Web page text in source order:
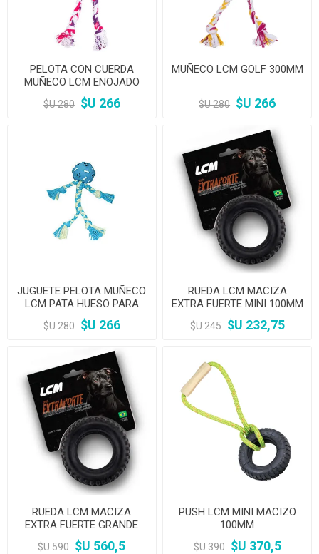
PELOTA CON CUERDA
MUÑECO LCM ENOJADO
300MM
$U 280 $U 266
MUÑECO LCM GOLF 300MM
$U 280 $U 266
JUGUETE PELOTA MUÑECO
LCM PATA HUESO PARA
PERRO
$U 280 $U 266
RUEDA LCM MACIZA
EXTRA FUERTE MINI 100MM
$U 245 $U 232,75
RUEDA LCM MACIZA
EXTRA FUERTE GRANDE
150MM
$U 590 $U 560,5
PUSH LCM MINI MACIZO
100MM
$U 390 $U 370,5